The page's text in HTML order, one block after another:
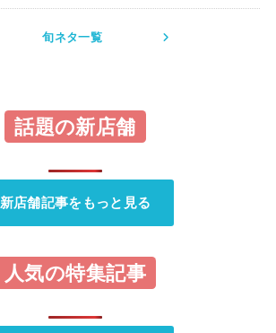
旬ネタ一覧
話題の新店舗
新店舗記事をもっと見る
人気の特集記事